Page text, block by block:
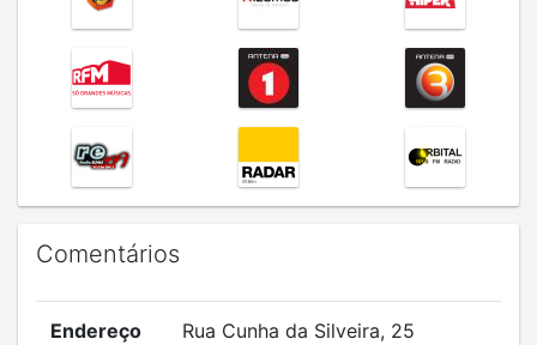
Comentários
Endereço
Rua Cunha da Silveira, 25